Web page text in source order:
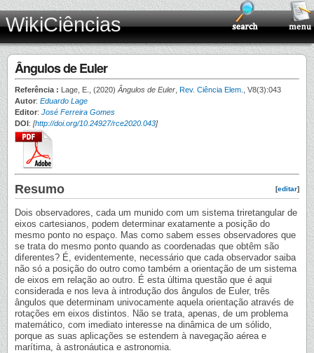
WikiCiências
Ângulos de Euler
Referência : Lage, E., (2020) Ângulos de Euler Rev. Ciência Elem.
, V8(3):043
Autor: Eduardo Lage
Editor: José Ferreira Gomes
DOI: [http://doi.org/10.24927/rce2020.043]
[editar]
Resumo
Dois observadores, cada um munido com um sistema triretangular de
eixos cartesianos, podem determinar exatamente a posição do
mesmo ponto no espaço. Mas como sabem esses observadores que
se trata do mesmo ponto quando as coordenadas que obtêm são
diferentes? É, evidentemente, necessário que cada observador saiba
não só a posição do outro como também a orientação de um sistema
de eixos em relação ao outro. É esta última questão que é aqui
considerada e nos leva à introdução dos ângulos de Euler, três
ângulos que determinam univocamente aquela orientação através de
rotações em eixos distintos. Não se trata, apenas, de um problema
matemático, com imediato interesse na dinâmica de um sólido,
porque as suas aplicações se estendem à navegação aérea e
marítima, à astronáutica e astronomia.